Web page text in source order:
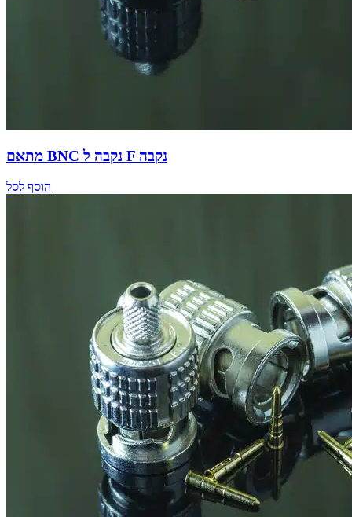
מתאם BNC נקבה ל F נקבה
הוסף לסל